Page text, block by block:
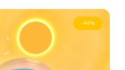
-44%